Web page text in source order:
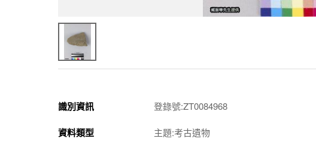
識別資訊 登錄號:ZT0084968
資料類型 主題:考古遺物